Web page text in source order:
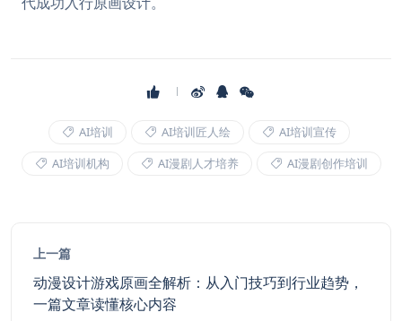
AI培训 AI培训匠人绘
AI培训宣传
AI培训机构
AI漫剧人才培养 AI漫剧创作培训
上一篇
动漫设计游戏原画全解析：从入门技巧到行业趋势，
一篇文章读懂核心内容